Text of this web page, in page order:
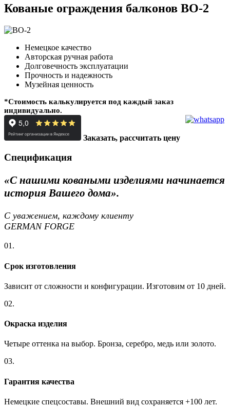
Кованые ограждения балконов BO-2
Немецкое качество
Авторская ручная работа
Долговечность эксплуатации
Прочность и надежность
Музейная ценность
*Стоимость калькулируется под каждый заказ
индивидуально.
Заказать, рассчитать цену
Спецификация
«С нашими коваными изделиями начинается
история Вашего дома».
С уважением, каждому клиенту
GERMAN FORGE
01.
Срок изготовления
Зависит от сложности и конфигурации. Изготовим от 10 дней.
02.
Окраска изделия
Четыре оттенка на выбор. Бронза, серебро, медь или золото.
03.
Гарантия качества
Немецкие спецсоставы. Внешний вид сохраняется +100 лет.